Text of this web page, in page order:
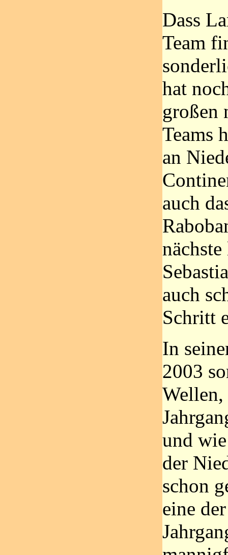
Dass
Team
hat
großen
Teams
an
auch
auch
Schritt
In
2003
Wellen,
und
der
schon
eine